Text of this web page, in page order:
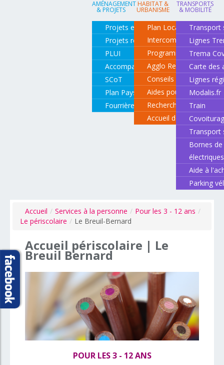
AMÉNAGEMENT
& PROJETS
Projets en cours
Projets réalisés
PLUI
Accompagnement de projets
SCoT
Plan Paysage
Fourrière animale
HABITAT &
URBANISME
Plan Local d'Urbanisme
Intercommunal
Programme local de
Agglo Renov
Conseils pour rénover
Aides pour rénover
Recherche d'un
Accueil des gens du
TRANSPORTS
& MOBILITÉ
Transport
Lignes
Trema
Carte des
Lignes
Modalis.fr
Train
Transport
Bornes
électriques
Aide à
Parking
Accueil / Services à la personne / Pour les 3 - 12 ans /
Le périscolaire / Le Breuil-Bernard
Accueil périscolaire | Le
Breuil Bernard
POUR LES 3 - 12 ANS